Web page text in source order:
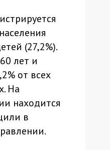
(27,2%).
лет и
от всех
На
находится
в